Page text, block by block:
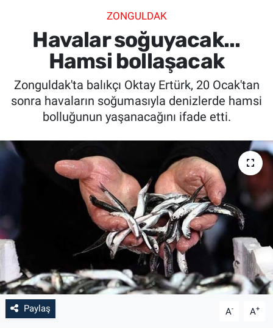
ZONGULDAK
Havalar soğuyacak...
Hamsi bollaşacak
Zonguldak'ta balıkçı Oktay Ertürk, 20 Ocak'tan
sonra havaların soğumasıyla denizlerde hamsi
bolluğunun yaşanacağını ifade etti.
Paylaş A- A+
SPOR
SAĞLIK